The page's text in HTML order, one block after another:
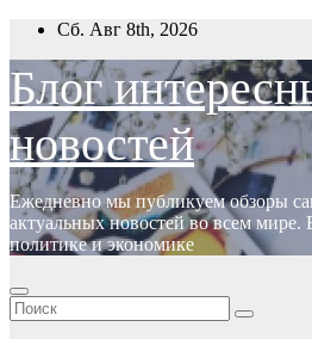
Перейти
содержимому
Сб. Авг 8th, 2026
Блог
новостей
Ежедневно мы публикуем обзоры
актуальных новостей во всем мире.
политике и экономике